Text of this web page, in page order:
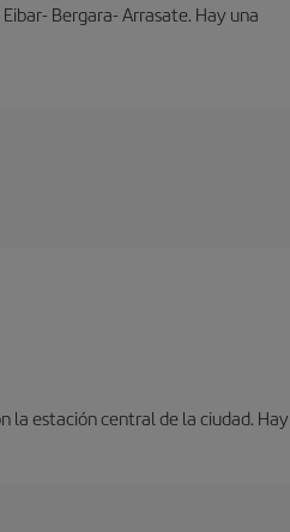
Bergara- Arrasate. Hay una
la estación central de la ciudad. Hay